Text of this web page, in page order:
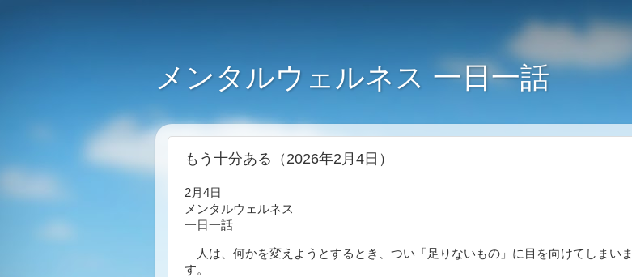
メンタルウェルネス 一日一話
もう十分ある（2026年2月4日）
2月4日
メンタルウェルネス
一日一話
人は、何かを変えようとするとき、つい「足りないもの」に目を向けてしまいま
す。